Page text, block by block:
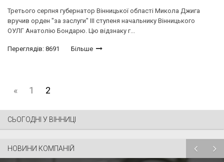
Третього серпня губернатор Вінницької області Микола Джига
вручив орден "за заслуги" ІІІ ступеня начальнику Вінницького
ОУЛГ Анатолію Бондарю. Цю відзнаку г...
Переглядів: 8691 Більше
« 1 2
СЬОГОДНІ У ВІННИЦІ
НОВИНИ КОМПАНІЙ